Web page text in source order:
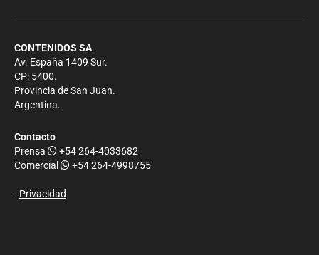
CONTENIDOS SA
Av. España 1409 Sur.
CP: 5400.
Provincia de San Juan.
Argentina.
Contacto
Prensa
+54 264-4033682
Comercial
+54 264-4998755
- Privacidad